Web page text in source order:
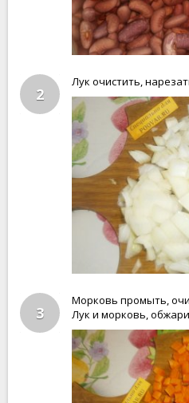
2
Лук очистить,
3
Морковь промыть,
Лук и морковь,